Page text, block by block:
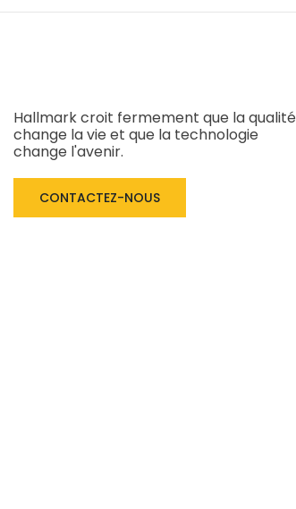
Hallmark croit fermement que la qualité
change la vie et que la technologie
change l'avenir.
CONTACTEZ-NOUS